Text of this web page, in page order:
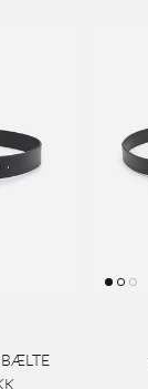
BÆLTE